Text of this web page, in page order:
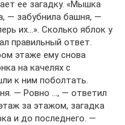
ее загадку. «Мышка
— забубнила башня, —
их…». Сколько яблок у
правильный ответ.
этаже ему снова
на качелях с
к ним поболтать.
— Ровно …, — ответил
за этажом, загадка
и до последнего. —